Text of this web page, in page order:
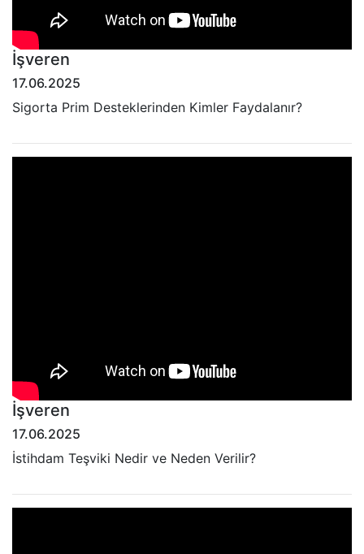
İşveren
17.06.2025
Sigorta Prim Desteklerinden Kimler Faydalanır?
İşveren
17.06.2025
İstihdam Teşviki Nedir ve Neden Verilir?